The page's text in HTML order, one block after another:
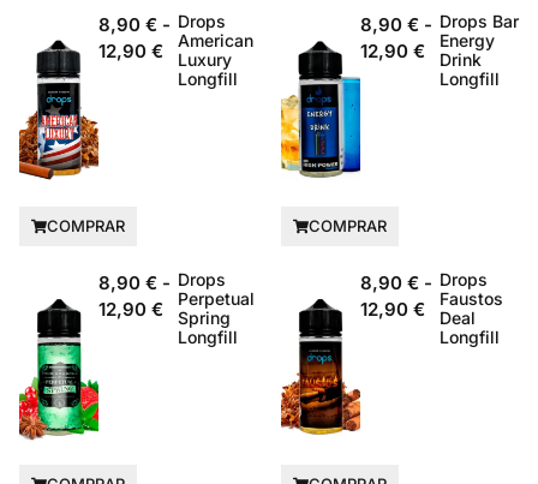
8,90 € -
12,90 €
Drops
American
Luxury
Longfill
COMPRAR
8,90 € -
12,90 €
Drops Bar
Energy
Drink
Longfill
COMPRAR
8,90 € -
12,90 €
Drops
Perpetual
Spring
Longfill
8,90 € -
12,90 €
Drops
Faustos
Deal
Longfill